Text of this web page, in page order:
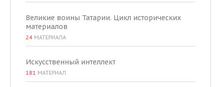
Великие воины Татарии. Цикл исторических
материалов
24 МАТЕРИАЛА
Искусственный интеллект
181 МАТЕРИАЛ